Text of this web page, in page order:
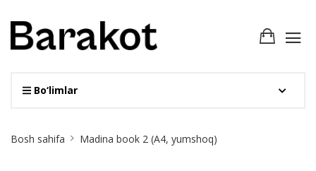
Bo‘limlar
Breadcrumb
Bosh sahifa Madina book 2 (А4, yumshoq)